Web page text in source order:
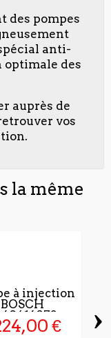
des pompes
anti-
des
auprès de
vos
la même
à injection
BOSCH
€ ›